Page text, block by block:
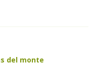
del monte